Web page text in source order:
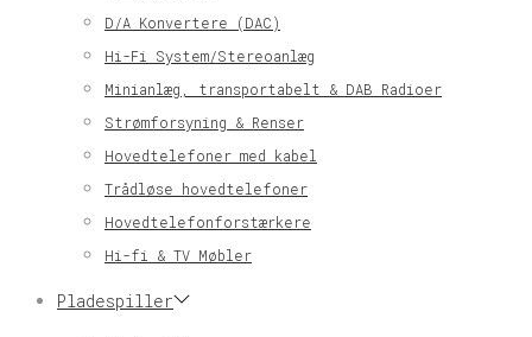
D/A Konvertere (DAC)
Hi-Fi System/Stereoanlæg
Minianlæg, transportabelt & DAB Radioer
Strømforsyning & Renser
Hovedtelefoner med kabel
Trådløse hovedtelefoner
Hovedtelefonforstærkere
Hi-fi & TV Møbler
Pladespiller